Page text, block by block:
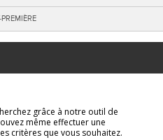
grâce à notre outil de
même effectuer une
critères que vous souhaitez.